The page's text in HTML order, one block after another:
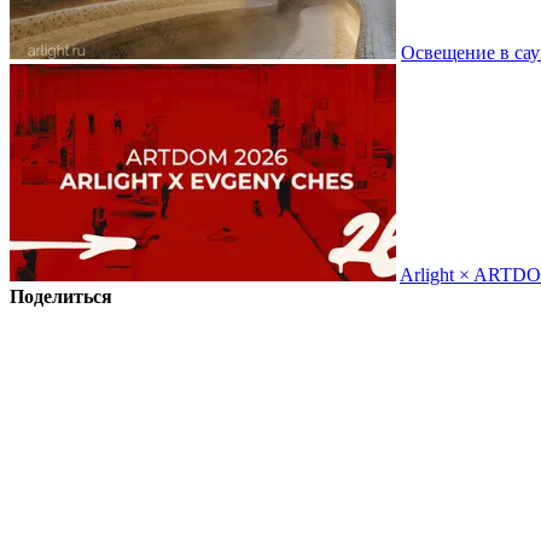
Освещение в
Arlight ×
Поделиться